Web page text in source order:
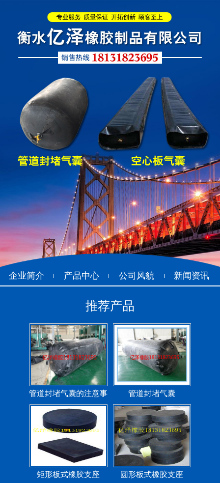
企业简介 产品中心 公司风貌 新闻资讯
推荐产品
管道封堵气囊（橡胶水
堵）
管道封堵气囊
污水管道封堵气囊 管道堵水气囊
管道封堵气囊的注意事
项
管道封堵气囊
矩形板式橡胶支座 圆形板式橡胶支座